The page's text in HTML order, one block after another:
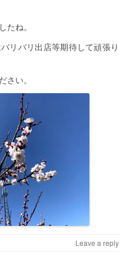
たね。
リバリ出店等期待して頑張り
さい。
Leave a reply